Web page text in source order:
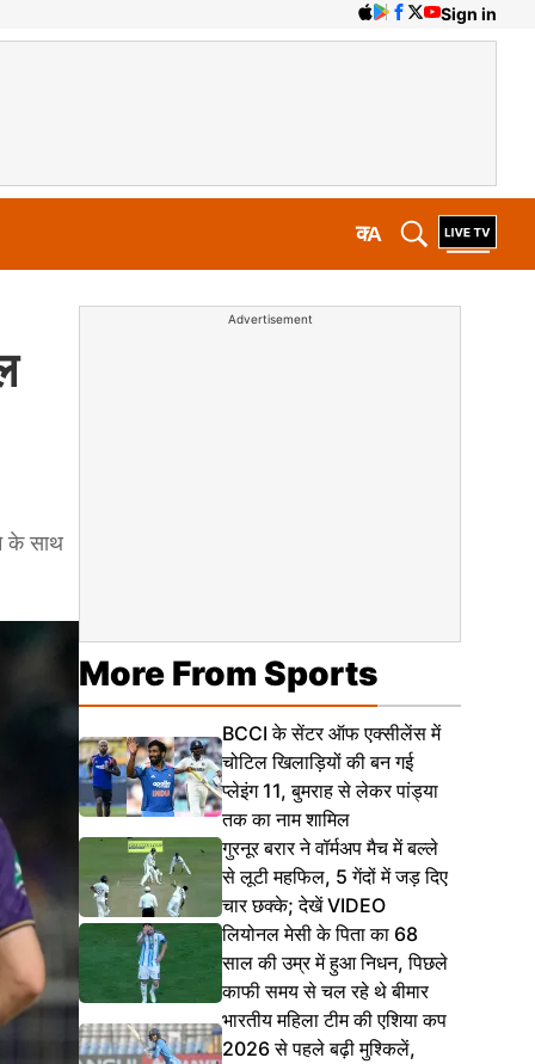
Sign in
A
क
के साथ
Advertisement
More From Sports
BCCI के सेंटर ऑफ एक्सीलेंस में
चोटिल खिलाड़ियों की बन गई
प्लेइंग 11, बुमराह से लेकर पांड्या
तक का नाम शामिल
गुरनूर बरार ने वॉर्मअप मैच में बल्ले
से लूटी महफिल, 5 गेंदों में जड़ दिए
चार छक्के; देखें VIDEO
लियोनल मेसी के पिता का 68
साल की उम्र में हुआ निधन, पिछले
काफी समय से चल रहे थे बीमार
भारतीय महिला टीम की एशिया कप
2026 से पहले बढ़ी मुश्किलें,